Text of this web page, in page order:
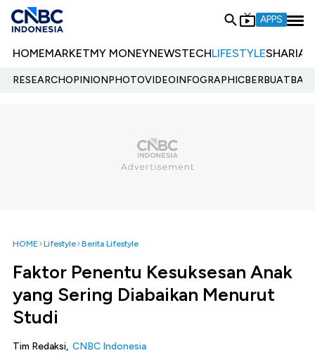
APPS
HOMEMARKETMY MONEYNEWSTECHLIFESTYLESHARIA
RESEARCHOPINIONPHOTOVIDEOINFOGRAPHIC
HOME Lifestyle Berita Lifestyle
Faktor Penentu Kesuksesan Anak
yang Sering Diabaikan Menurut
Studi
Tim Redaksi, CNBC Indonesia